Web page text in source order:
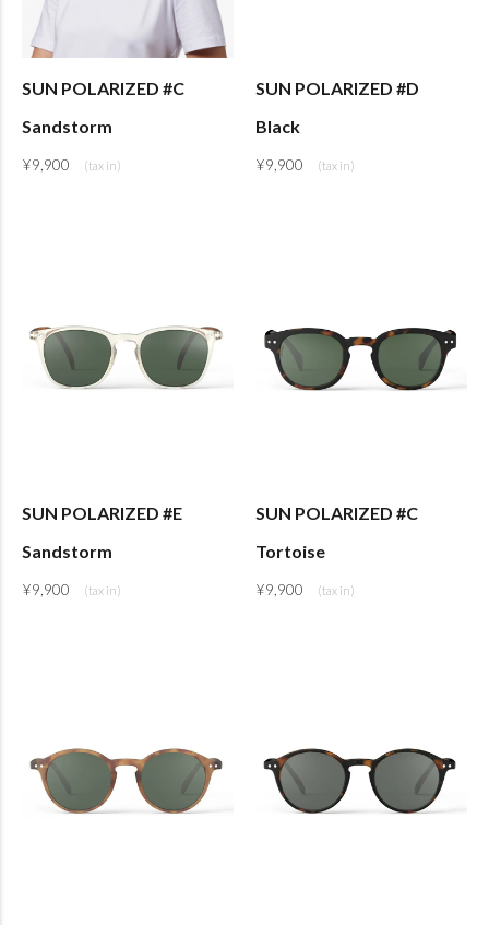
SUN POLARIZED #C
Sandstorm
¥9,900
SUN POLARIZED #D
Black
¥9,900
SUN POLARIZED #E
Sandstorm
¥9,900
SUN POLARIZED #C
Tortoise
¥9,900